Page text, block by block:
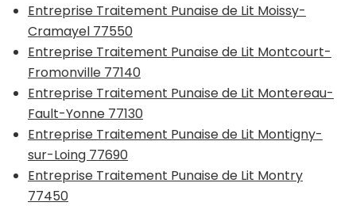
Entreprise Traitement Punaise de Lit Moissy-
Cramayel 77550
Entreprise Traitement Punaise de Lit Montcourt-
Fromonville 77140
Entreprise Traitement Punaise de Lit Montereau-
Fault-Yonne 77130
Entreprise Traitement Punaise de Lit Montigny-
sur-Loing 77690
Entreprise Traitement Punaise de Lit Montry
77450